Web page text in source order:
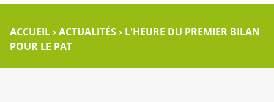
ACCUEIL ›ACTUALITÉS › L'HEURE DU PREMIER BILAN
POUR LE PAT